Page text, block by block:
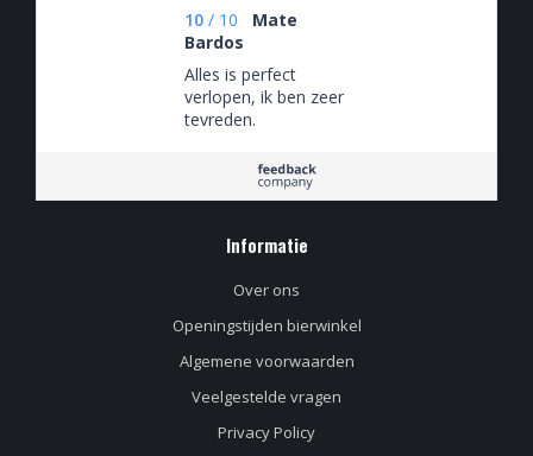
10 / 10
Mate
Bardos
Alles is perfect
verlopen, ik ben zeer
tevreden.
Informatie
Over ons
Openingstijden bierwinkel
Algemene voorwaarden
Veelgestelde vragen
Privacy Policy